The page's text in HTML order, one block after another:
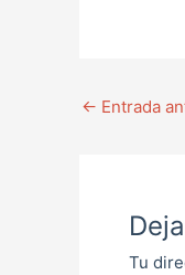
← Entrada
Tu